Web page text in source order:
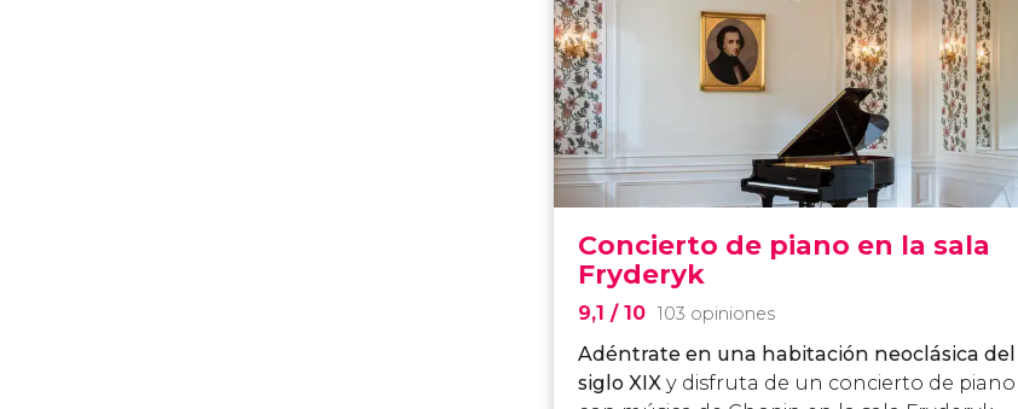
Concierto de piano en la sala
Fryderyk
9,1 / 10 103 opiniones
Adéntrate en una habitación neoclásica del
siglo XIX y disfruta de un concierto de piano